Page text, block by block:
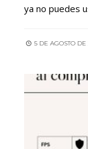
ya no puedes
5 DE AGOSTO DE